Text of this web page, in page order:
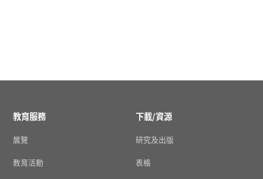
教育服務
展覽
教育活動
下載/資源
研究及出版
表格